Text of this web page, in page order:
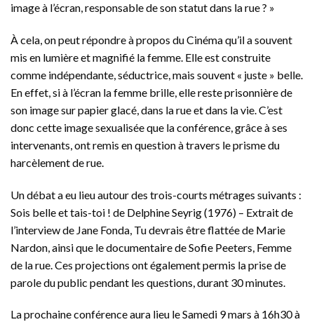
image à l’écran, responsable de son statut dans la rue ? »
À cela, on peut répondre à propos du Cinéma qu’il a souvent
mis en lumière et magnifié la femme. Elle est construite
comme indépendante, séductrice, mais souvent « juste » belle.
En effet, si à l’écran la femme brille, elle reste prisonnière de
son image sur papier glacé, dans la rue et dans la vie. C’est
donc cette image sexualisée que la conférence, grâce à ses
intervenants, ont remis en question à travers le prisme du
harcèlement de rue.
Un débat a eu lieu autour des trois-courts métrages suivants :
Sois belle et tais-toi ! de Delphine Seyrig (1976) – Extrait de
l’interview de Jane Fonda, Tu devrais être flattée de Marie
Nardon, ainsi que le documentaire de Sofie Peeters, Femme
de la rue. Ces projections ont également permis la prise de
parole du public pendant les questions, durant 30 minutes.
La prochaine conférence aura lieu le Samedi 9 mars à 16h30 à